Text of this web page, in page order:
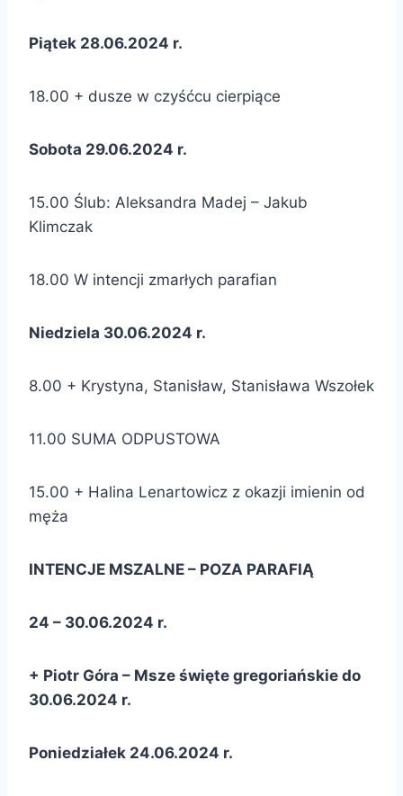
Piątek 28.06.2024 r.
18.00 + dusze w czyśćcu cierpiące
Sobota 29.06.2024 r.
15.00 Ślub: Aleksandra Madej – Jakub
Klimczak
18.00 W intencji zmarłych parafian
Niedziela 30.06.2024 r.
8.00 + Krystyna, Stanisław, Stanisława Wszołek
11.00 SUMA ODPUSTOWA
15.00 + Halina Lenartowicz z okazji imienin od
męża
INTENCJE MSZALNE – POZA PARAFIĄ
24 – 30.06.2024 r.
+ Piotr Góra – Msze święte gregoriańskie do
30.06.2024 r.
Poniedziałek 24.06.2024 r.